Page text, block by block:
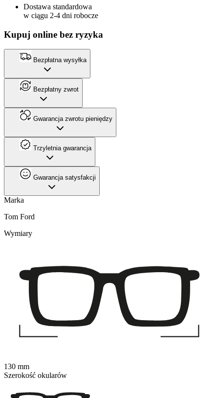
Dostawa standardowa
w ciągu 2-4 dni robocze
Kupuj online bez ryzyka
Bezpłatna wysyłka
Bezpłatny zwrot
Gwarancja zwrotu pieniędzy
Trzyletnia gwarancja
Gwarancja satysfakcji
Marka
Tom Ford
Wymiary
130 mm
Szerokość okularów